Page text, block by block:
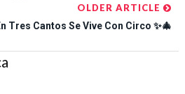
OLDER ARTICLE
Tres Cantos Se Vive Con Circo ✨🎄